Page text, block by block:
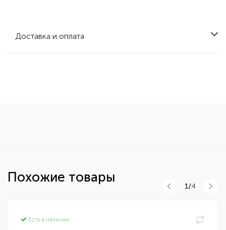
Доставка и оплата
Похожие товары
Есть в наличии
1/4